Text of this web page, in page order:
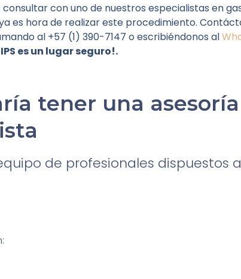
con uno de nuestros especialistas en
es hora de realizar este procedimiento.
al +57 (1) 390-7147 o escribiéndonos al
es un lugar seguro!.
tener una
de profesionales dispuestos